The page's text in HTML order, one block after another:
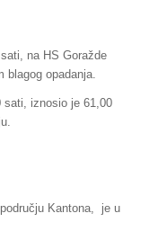
na HS Goražde
blagog opadanja.
sati, iznosio je 61,00
Kantona, je u